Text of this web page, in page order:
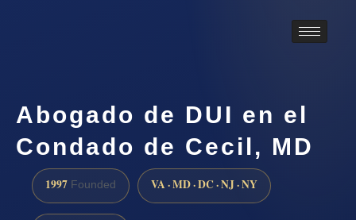
Abogado de DUI en el
Condado de Cecil, MD
1997 Founded VA · MD · DC · NJ · NY